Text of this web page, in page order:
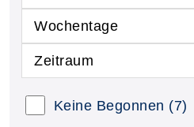
Wochentage
Zeitraum
Keine Begonnen (7)